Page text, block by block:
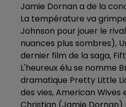
Jamie Dornan a de la
La température va
Johnson pour jouer le
nuances plus sombres),
dernier film de la saga,
L'heureux élu se nomme
dramatique Pretty Little
des vies, American Wives